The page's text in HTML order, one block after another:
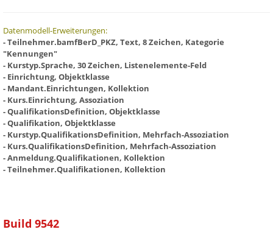
Datenmodell-Erweiterungen:
- Teilnehmer.bamfBerD_PKZ, Text, 8 Zeichen, Kategorie
"Kennungen"
- Kurstyp.Sprache, 30 Zeichen, Listenelemente-Feld
- Einrichtung, Objektklasse
- Mandant.Einrichtungen, Kollektion
- Kurs.Einrichtung, Assoziation
- QualifikationsDefinition, Objektklasse
- Qualifikation, Objektklasse
- Kurstyp.QualifikationsDefinition, Mehrfach-Assoziation
- Kurs.QualifikationsDefinition, Mehrfach-Assoziation
- Anmeldung.Qualifikationen, Kollektion
- Teilnehmer.Qualifikationen, Kollektion
Build 9542